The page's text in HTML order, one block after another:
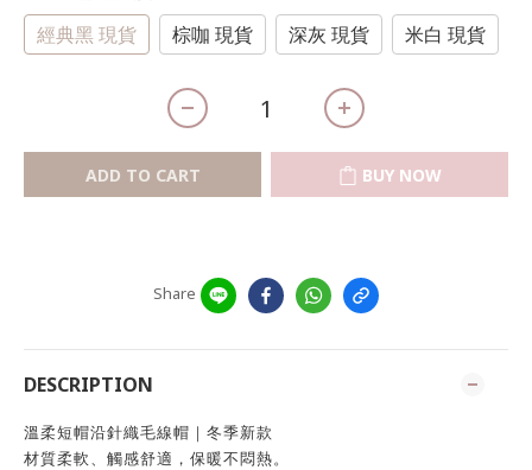
經典黑 現貨 棕咖 現貨 深灰 現貨 米白 現貨
ADD TO CART BUY NOW
Share
DESCRIPTION
溫柔短帽沿針織毛線帽｜冬季新款
材質柔軟、觸感舒適，保暖不悶熱。